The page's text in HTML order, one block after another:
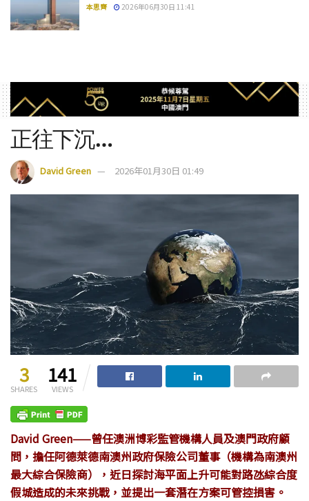
本思齊 2026年06月30日 11:41
正往下沉…
David Green 2026年01月30日 01:49
3
SHARES
141
VIEWS
David Green——曾任澳洲博彩監管機構人員及澳門政府顧
問，擔任阿德萊德南澳州政府保險公司董事（機構為南澳州
最大綜合保險商），近日探討海平面上升可能對路氹綜合度
假城造成的未來挑戰，並提出一套潛在方案可管控損害。